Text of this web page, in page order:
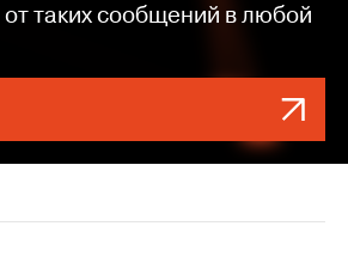
от таких сообщений в любой